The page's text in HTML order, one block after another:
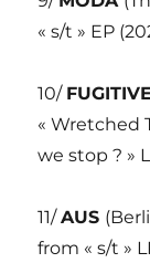
« s/t » EP
10/
« Wretched
we stop ? »
11/AUS
from « s/t »